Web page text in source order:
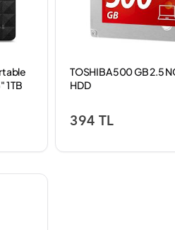
TB
TOSHIBA 500 GB 2.5
HDD
394 TL